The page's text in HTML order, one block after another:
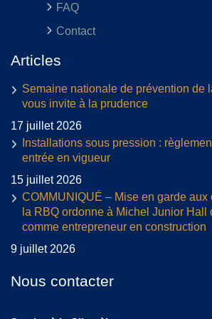
FAQ
Contact
Articles
Semaine nationale de prévention de
vous invite à la prudence
17 juillet 2026
Installations sous pression :
entrée en vigueur
15 juillet 2026
COMMUNIQUÉ – Mise en garde aux
la RBQ ordonne à Michel Junior Hall
comme entrepreneur en construction
9 juillet 2026
Nous contacter